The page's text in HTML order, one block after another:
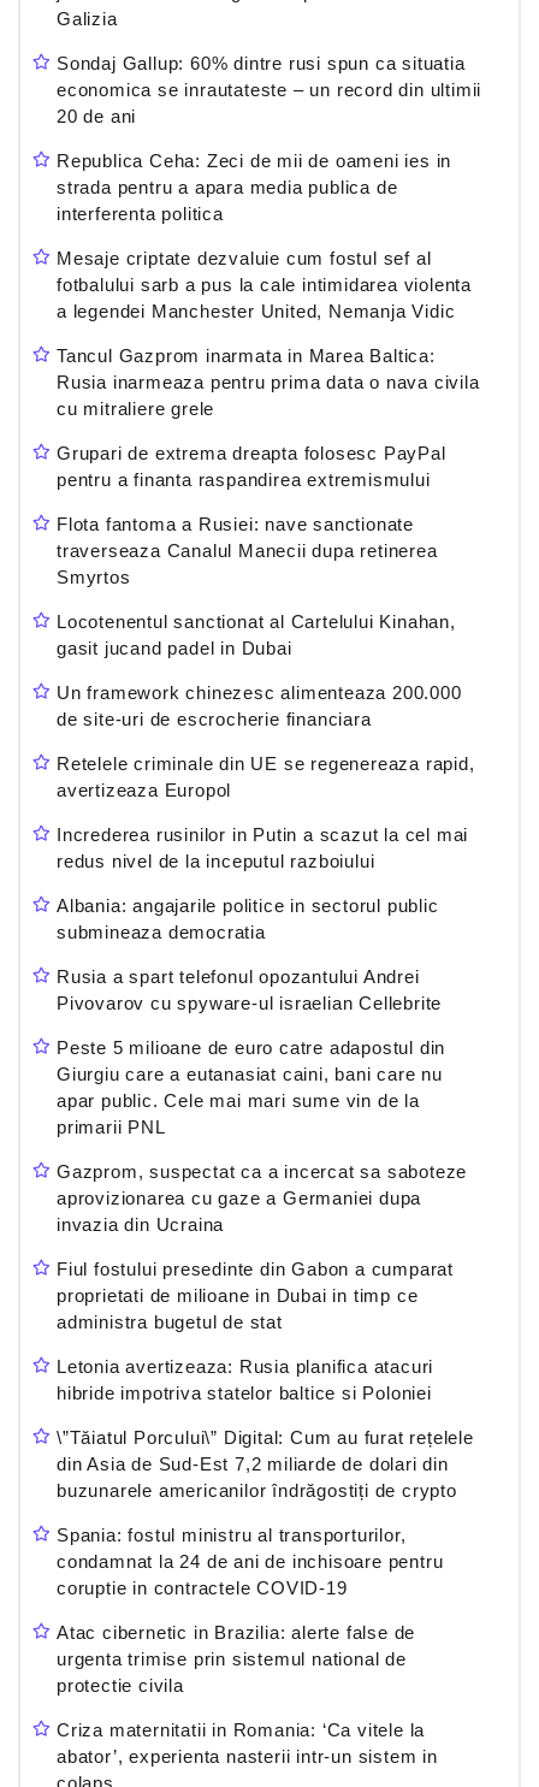
Galizia
Sondaj Gallup: 60% dintre rusi spun ca situatia
economica se inrautateste – un record din ultimii
20 de ani
Republica Ceha: Zeci de mii de oameni ies in
strada pentru a apara media publica de
interferenta politica
Mesaje criptate dezvaluie cum fostul sef al
fotbalului sarb a pus la cale intimidarea violenta
a legendei Manchester United, Nemanja Vidic
Tancul Gazprom inarmata in Marea Baltica:
Rusia inarmeaza pentru prima data o nava civila
cu mitraliere grele
Grupari de extrema dreapta folosesc PayPal
pentru a finanta raspandirea extremismului
Flota fantoma a Rusiei: nave sanctionate
traverseaza Canalul Manecii dupa retinerea
Smyrtos
Locotenentul sanctionat al Cartelului Kinahan,
gasit jucand padel in Dubai
Un framework chinezesc alimenteaza 200.000
de site-uri de escrocherie financiara
Retelele criminale din UE se regenereaza rapid,
avertizeaza Europol
Increderea rusinilor in Putin a scazut la cel mai
redus nivel de la inceputul razboiului
Albania: angajarile politice in sectorul public
submineaza democratia
Rusia a spart telefonul opozantului Andrei
Pivovarov cu spyware-ul israelian Cellebrite
Peste 5 milioane de euro catre adapostul din
Giurgiu care a eutanasiat caini, bani care nu
apar public. Cele mai mari sume vin de la
primarii PNL
Gazprom, suspectat ca a incercat sa saboteze
aprovizionarea cu gaze a Germaniei dupa
invazia din Ucraina
Fiul fostului presedinte din Gabon a cumparat
proprietati de milioane in Dubai in timp ce
administra bugetul de stat
Letonia avertizeaza: Rusia planifica atacuri
hibride impotriva statelor baltice si Poloniei
\”Tăiatul Porcului\” Digital: Cum au furat rețelele
din Asia de Sud-Est 7,2 miliarde de dolari din
buzunarele americanilor îndrăgostiți de crypto
Spania: fostul ministru al transporturilor,
condamnat la 24 de ani de inchisoare pentru
coruptie in contractele COVID-19
Atac cibernetic in Brazilia: alerte false de
urgenta trimise prin sistemul national de
protectie civila
Criza maternitatii in Romania: ‘Ca vitele la
abator’, experienta nasterii intr-un sistem in
colaps